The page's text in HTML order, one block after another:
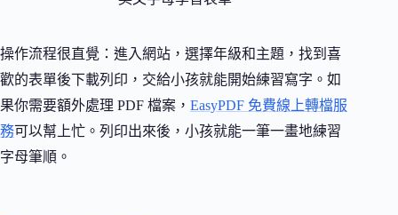
操作流程很直覺：進入網站，選擇年級和主題，找到喜
歡的表單後下載列印，交給小孩就能開始練習寫字。如
果你需要額外處理 PDF 檔案， EasyPDF 免費線上轉檔服
務可以幫上忙。列印出來後，小孩就能一筆一畫地練習
字母筆順。